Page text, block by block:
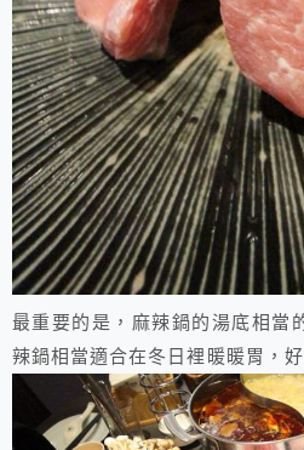
最重要的是，麻辣鍋的湯底相當
辣鍋相當適合在冬日裡暖暖胃，